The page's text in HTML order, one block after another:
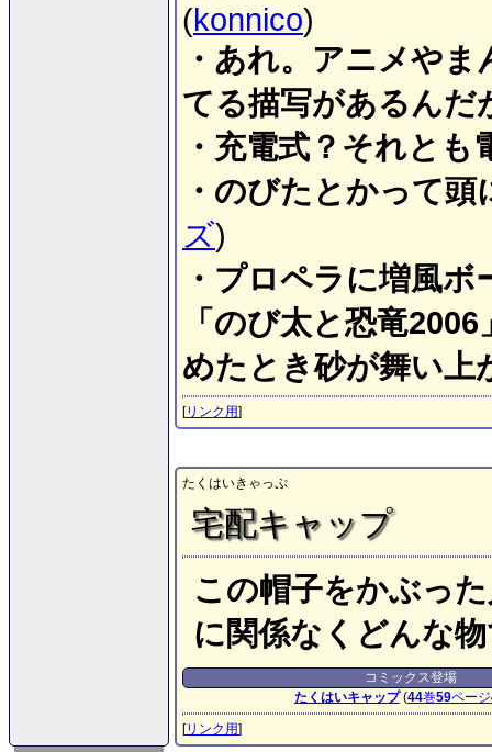
(konnico)
・あれ。アニメや
てる描写があるんだ
・充電式？それとも
・のびたとかって
ズ)
・プロペラに増風
「のび太と恐竜
めたとき砂が舞い上
[リンク用]
たくはいきゃっぷ
宅配キャップ
この帽子をかぶっ
に関係なくどんな
コミックス登場
たくはいキャップ(44巻59ページ
[リンク用]